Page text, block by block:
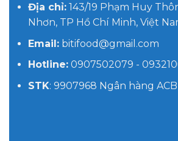
Địa chỉ:143/19 Phạm Huy
Nhơn, TP Hồ Chí Minh, Việt
Email:bitifood@gmail.com
Hotline:0907502079 -
STK: 9907968 Ngân hàng ACB